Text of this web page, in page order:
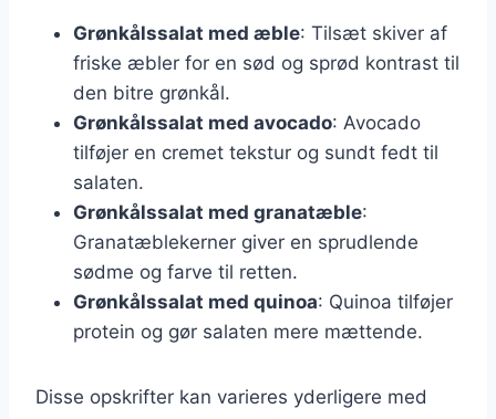
Grønkålssalat med æble: Tilsæt skiver af
friske æbler for en sød og sprød kontrast til
den bitre grønkål.
Grønkålssalat med avocado: Avocado
tilføjer en cremet tekstur og sundt fedt til
salaten.
Grønkålssalat med granatæble:
Granatæblekerner giver en sprudlende
sødme og farve til retten.
Grønkålssalat med quinoa: Quinoa tilføjer
protein og gør salaten mere mættende.
Disse opskrifter kan varieres yderligere med